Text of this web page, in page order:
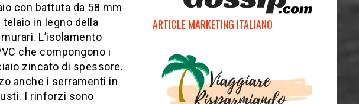
con battuta da 58 mm
in legno della
L’isolamento
che compongono i
zincato di spessore.
anche i serramenti in
I rinforzi sono
ARTICLE MARKETING ITALIANO